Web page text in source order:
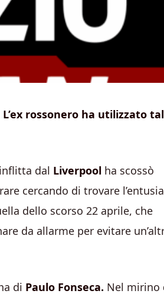
rossonero ha utilizzato
dal Liverpool ha scossò
cercando di trovare
dello scorso 22 aprile, che
da allarme per evitare
di Paulo Fonseca. Nel mirino